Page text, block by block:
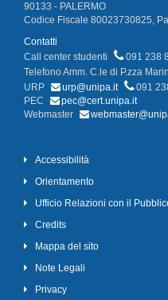
90133 - PALERMO
Codice Fiscale 80023730825,
Contatti
Call center studenti
091 238
Telefono Amm. C.le di P.zza
URP
urp@unipa.it
091
PEC
pec@cert.unipa.it
Webmaster
Accessibilità
Orientamento
Ufficio Relazioni con il
Credits
Mappa del sito
Note Legali
Privacy